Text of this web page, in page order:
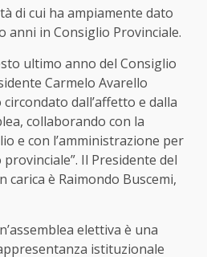
di cui ha ampiamente dato
anni in Consiglio Provinciale.
ultimo anno del Consiglio
Carmelo Avarello
dall’affetto e dalla
collaborando con la
e con l’amministrazione per
Il Presidente del
carica è Raimondo Buscemi,
elettiva è una
istituzionale